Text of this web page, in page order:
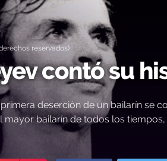
reservados)
contó su
deserción de un bailarín se
bailarín de todos los